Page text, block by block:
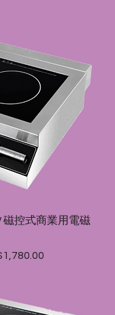
磁控式商業用電磁
價格